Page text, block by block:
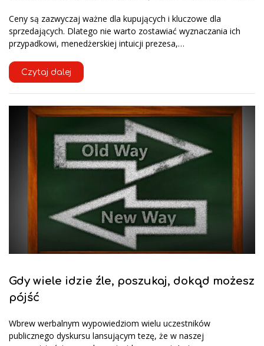
Ceny są zazwyczaj ważne dla kupujących i kluczowe dla
sprzedających. Dlatego nie warto zostawiać wyznaczania ich
przypadkowi, menedżerskiej intuicji prezesa,…
Czytaj dalej
Gdy wiele idzie źle, poszukaj, dokąd możesz
pójść
Wbrew werbalnym wypowiedziom wielu uczestników
publicznego dyskursu lansującym tezę, że w naszej